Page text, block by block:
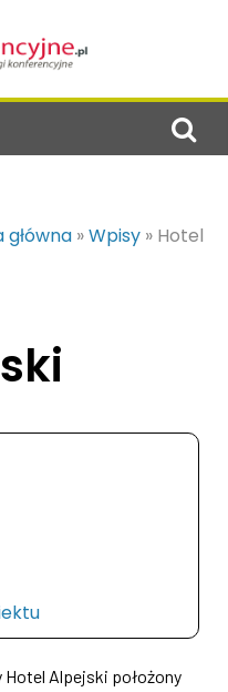
główna »Wpisy » Hotel
Alpejski położony